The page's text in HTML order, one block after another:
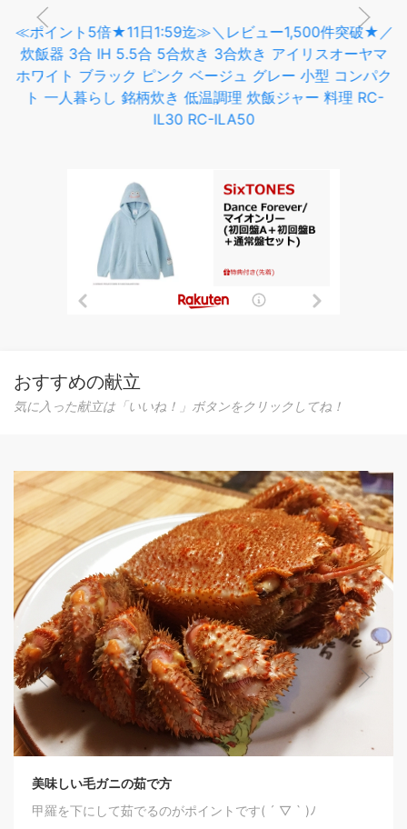
ト 一人暮らし 銘柄炊き 低温調理 炊飯ジャー 料理 RC-
IL30 RC-ILA50
おすすめの献立
気に入った献立は「いいね！」ボタンをクリックしてね！
美味しい毛ガニの茹で方
甲羅を下にして茹でるのがポイントです( ´ ▽ ` )ﾉ